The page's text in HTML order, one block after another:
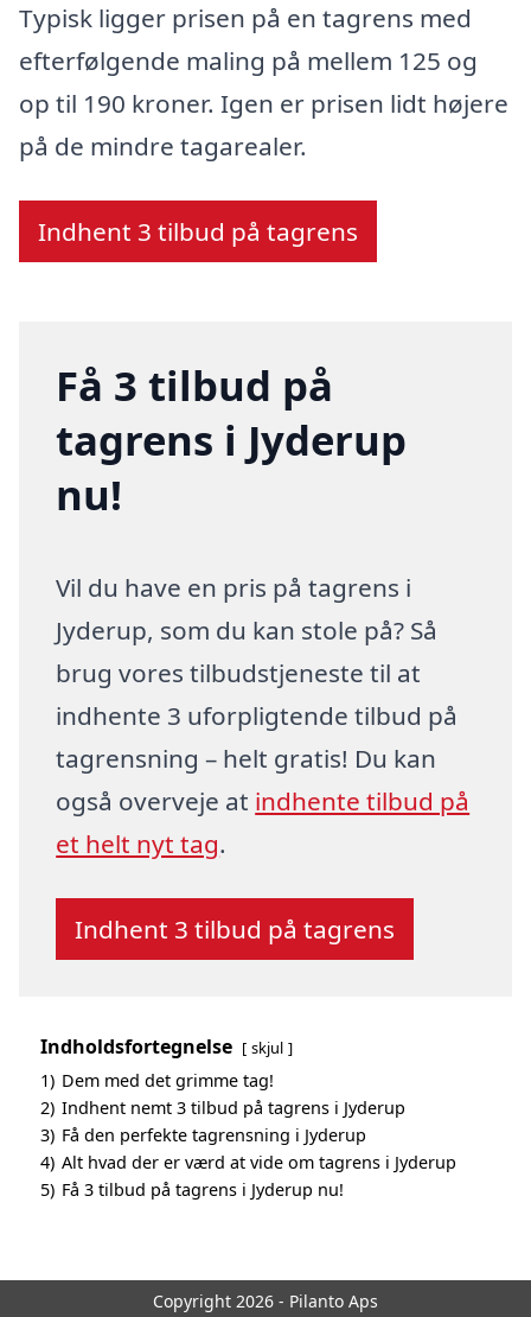
Typisk ligger prisen på en tagrens med
efterfølgende maling på mellem 125 og
op til 190 kroner. Igen er prisen lidt højere
på de mindre tagarealer.
Indhent 3 tilbud på tagrens
Få 3 tilbud på
tagrens i Jyderup
nu!
Vil du have en pris på tagrens i
Jyderup, som du kan stole på? Så
brug vores tilbudstjeneste til at
indhente 3 uforpligtende tilbud på
tagrensning – helt gratis! Du kan
også overveje at indhente tilbud på
et helt nyt tag.
Indhent 3 tilbud på tagrens
Indholdsfortegnelse skjul
1) Dem med det grimme tag!
2) Indhent nemt 3 tilbud på tagrens i Jyderup
3) Få den perfekte tagrensning i Jyderup
4) Alt hvad der er værd at vide om tagrens i Jyderup
5) Få 3 tilbud på tagrens i Jyderup nu!
Copyright 2026 - Pilanto Aps